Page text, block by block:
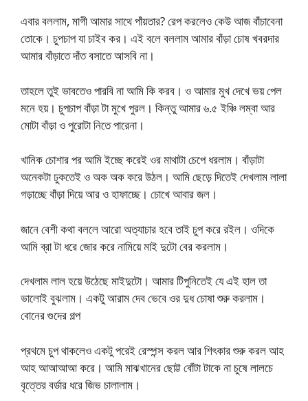
এবার বললাম, মাগী আমার সাথে পাঁয়তার? রেপ করলেও কেউ আজ বাঁচাবেনা
তোকে। চুপচাপ যা চাইব কর। এই বলে বললাম আমার বাঁড়া চোষ খবরদার
আমার বাঁড়াতে দাঁত বসাতে আসবি না।
তাহলে তুই ভাবতেও পারবি না আমি কি করব। ও আমার মুখ দেখে ভয় পেল
মনে হয়। চুপচাপ বাঁড়া টা মুখে পুরল। কিন্তু আমার ৬.৫ ইঞ্চি লম্বা আর
মোটা বাঁড়া ও পুরোটা নিতে পারেনা।
খানিক চোশার পর আমি ইচ্ছে করেই ওর মাথাটা চেপে ধরলাম। বাঁড়াটা
অনেকটা ঢুকতেই ও অক অক করে উঠল। আমি ছেড়ে দিতেই দেখলাম লালা
গড়াচ্ছে বাঁড়া দিয়ে আর ও হাফাচ্ছে। চোখে আবার জল।
জানে বেশী কথা বললে আরো অত্যাচার হবে তাই চুপ করে রইল। ওদিকে
আমি ব্রা টা ধরে জোর করে নামিয়ে মাই দুটো বের করলাম।
দেখলাম লাল হয়ে উঠেছে মাইদুটো। আমার টিপুনিতেই যে এই হাল তা
ভালোই বুঝলাম। একটু আরাম দেব ভেবে ওর দুধ চোষা শুরু করলাম।
বোনের গুদের গল্প
প্রথমে চুপ থাকলেও একটু পরেই রেস্পন্স করল আর শিৎকার শুরু করল আহ
আহ আআআআ করে। আমি মাঝখানের ছোট্ট বোঁটা টাকে না চুষে লালচে
বৃত্তের বর্ডার ধরে জিভ চালালাম।